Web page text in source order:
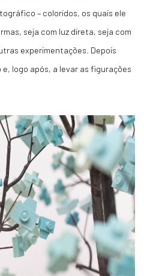
– coloridos, os quais ele
seja com luz direta, seja com
experimentações. Depois
logo após, a levar as figurações